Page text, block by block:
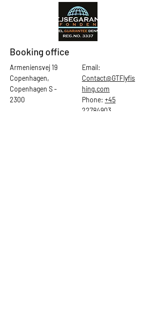
Booking office
Armeniensvej 19
Copenhagen,
Copenhagen S -
2300
Email:
Contact@GTFlyfis
hing.com
Phone: +45
22784903